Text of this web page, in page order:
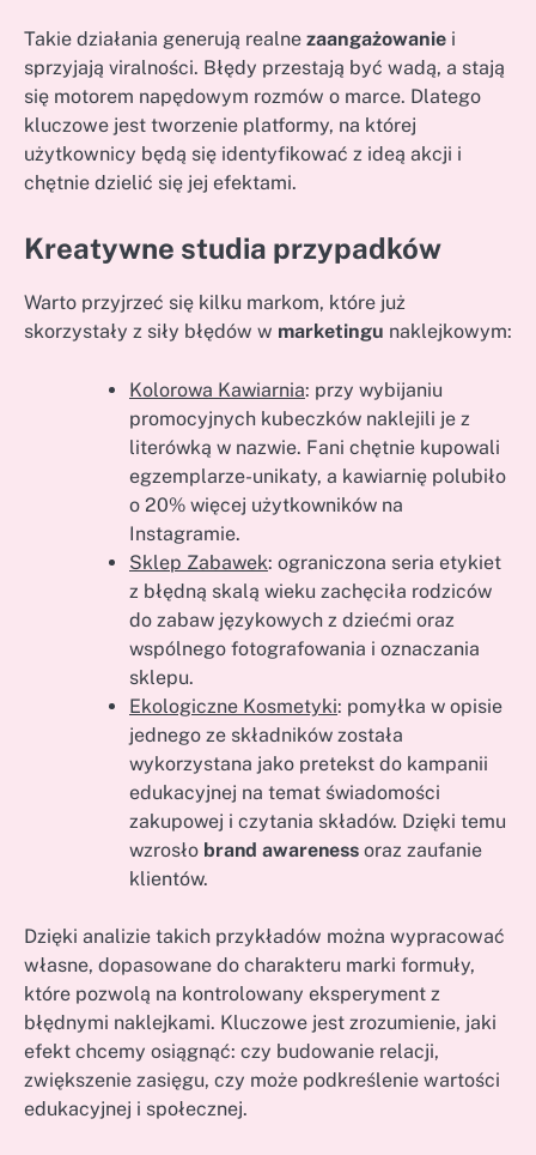
Takie działania generują realne zaangażowanie i
sprzyjają viralności. Błędy przestają być wadą, a stają
się motorem napędowym rozmów o marce. Dlatego
kluczowe jest tworzenie platformy, na której
użytkownicy będą się identyfikować z ideą akcji i
chętnie dzielić się jej efektami.
Kreatywne studia przypadków
Warto przyjrzeć się kilku markom, które już
skorzystały z siły błędów w marketingu naklejkowym:
Kolorowa Kawiarnia: przy wybijaniu
promocyjnych kubeczków naklejili je z
literówką w nazwie. Fani chętnie kupowali
egzemplarze-unikaty, a kawiarnię polubiło
o 20% więcej użytkowników na
Instagramie.
Sklep Zabawek: ograniczona seria etykiet
z błędną skalą wieku zachęciła rodziców
do zabaw językowych z dziećmi oraz
wspólnego fotografowania i oznaczania
sklepu.
Ekologiczne Kosmetyki: pomyłka w opisie
jednego ze składników została
wykorzystana jako pretekst do kampanii
edukacyjnej na temat świadomości
zakupowej i czytania składów. Dzięki temu
wzrosło brand awareness oraz zaufanie
klientów.
Dzięki analizie takich przykładów można wypracować
własne, dopasowane do charakteru marki formuły,
które pozwolą na kontrolowany eksperyment z
błędnymi naklejkami. Kluczowe jest zrozumienie, jaki
efekt chcemy osiągnąć: czy budowanie relacji,
zwiększenie zasięgu, czy może podkreślenie wartości
edukacyjnej i społecznej.